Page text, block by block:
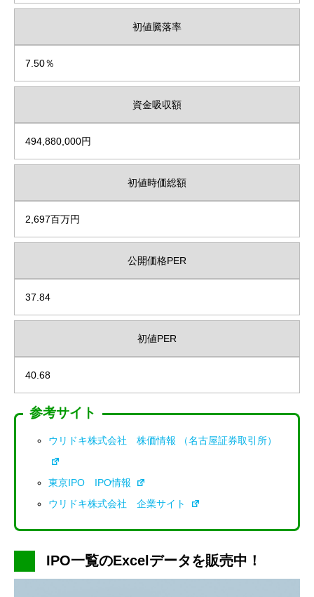
初値騰落率
7.50％
資金吸収額
494,880,000円
初値時価総額
2,697百万円
公開価格PER
37.84
初値PER
40.68
参考サイト
ウリドキ株式会社 株価情報 （名古屋証券取引所）
東京IPO IPO情報
ウリドキ株式会社 企業サイト
IPO一覧のExcelデータを販売中！